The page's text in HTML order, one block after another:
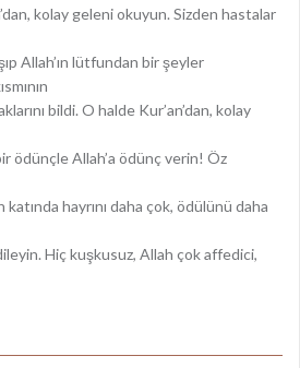
kolay geleni okuyun. Sizden hastalar
Allah’ın lütfundan bir şeyler
bildi. O halde Kur’an’dan, kolay
ödünçle Allah’a ödünç verin! Öz
hayrını daha çok, ödülünü daha
Hiç kuşkusuz, Allah çok affedici,